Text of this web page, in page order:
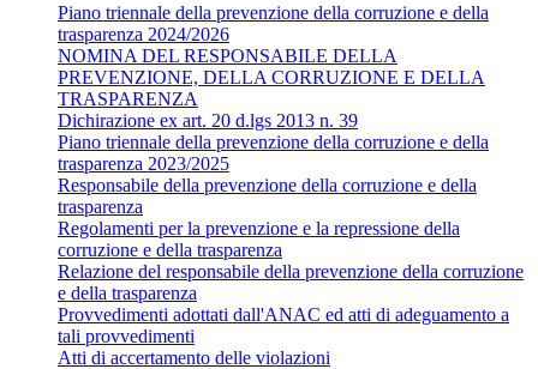
Piano triennale della prevenzione della corruzione e della
trasparenza 2024/2026
NOMINA DEL RESPONSABILE DELLA
PREVENZIONE, DELLA CORRUZIONE E DELLA
TRASPARENZA
Dichirazione ex art. 20 d.lgs 2013 n. 39
Piano triennale della prevenzione della corruzione e della
trasparenza 2023/2025
Responsabile della prevenzione della corruzione e della
trasparenza
Regolamenti per la prevenzione e la repressione della
corruzione e della trasparenza
Relazione del responsabile della prevenzione della corruzione
e della trasparenza
Provvedimenti adottati dall'ANAC ed atti di adeguamento a
tali provvedimenti
Atti di accertamento delle violazioni